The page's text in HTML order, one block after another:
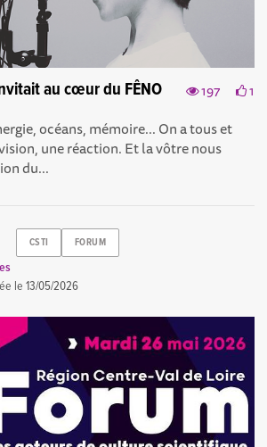
197 1
au cœur du FÊNO
océans, mémoire... On a tous et
une réaction. Et la vôtre nous
du...
CSTI FORUM
le13/05/2026